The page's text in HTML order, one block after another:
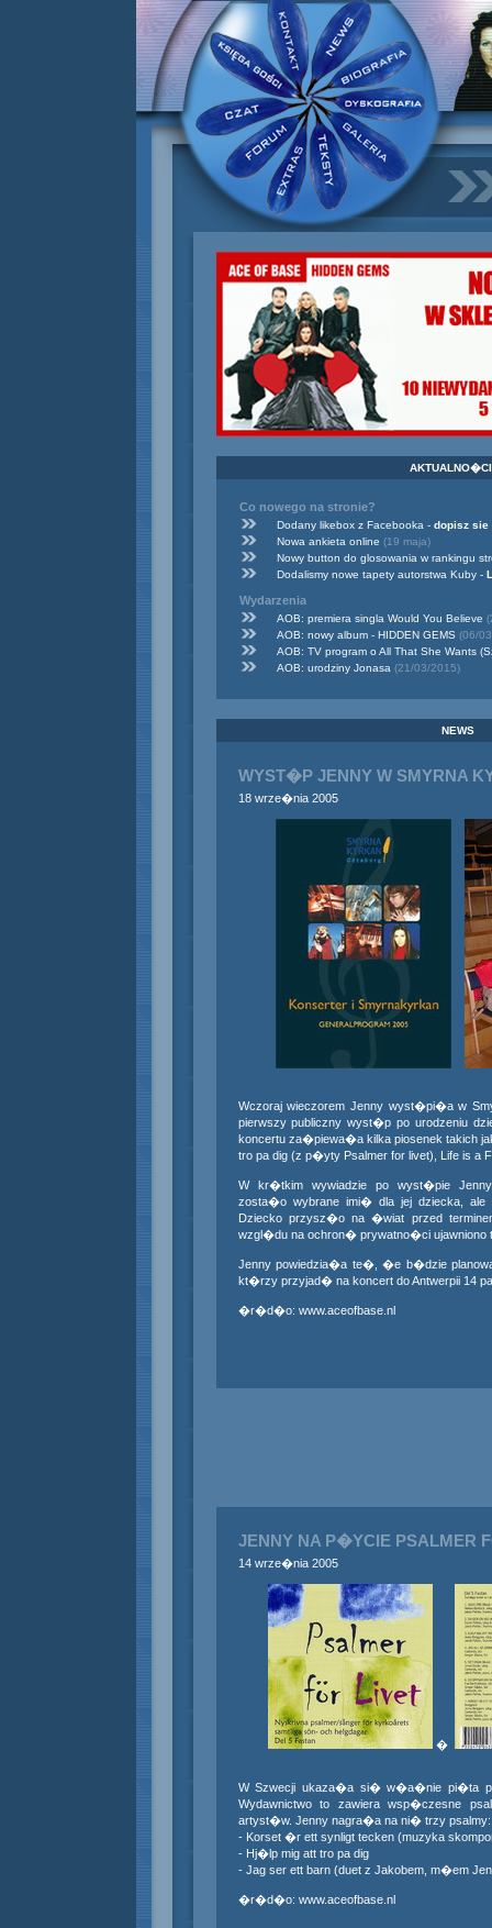
AKTUALNO�CI
Co nowego na stronie?
Dodany likebox z Facebooka - dopisz sie
Nowa ankieta online (19 maja)
Nowy button do glosowania w rankingu
Dodalismy nowe tapety autorstwa Kuby -
Wydarzenia
AOB: premiera singla Would You Believe
AOB: nowy album - HIDDEN GEMS (06/
AOB: TV program o All That She Wants
AOB: urodziny Jonasa (21/03/2015)
NEWS
WYST�P JENNY W SMYRNA
18 wrze�nia 2005
Wczoraj wieczorem Jenny wyst�pi�a w
pierwszy publiczny wyst�p po urodzeniu
koncertu za�piewa�a kilka piosenek takich
tro pa dig (z p�yty Psalmer for livet), Life is a
W kr�tkim wywiadzie po wyst�pie
zosta�o wybrane imi� dla jej dziecka,
Dziecko przysz�o na �wiat przed
wzgl�du na ochron� prywatno�ci ujawniono
Jenny powiedzia�a te�, �e b�dzie
kt�rzy przyjad� na koncert do Antwerpii 14
�r�d�o: www.aceofbase.nl
JENNY NA P�YCIE PSALMER
14 wrze�nia 2005
�
W Szwecji ukaza�a si� w�a�nie pi�ta
Wydawnictwo to zawiera wsp�czesne
artyst�w. Jenny nagra�a na ni� trzy psalmy:
- Korset �r ett synligt tecken (muzyka
- Hj�lp mig att tro pa dig
- Jag ser ett barn (duet z Jakobem, m�em
�r�d�o: www.aceofbase.nl